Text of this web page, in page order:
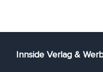
Innside Verlag &